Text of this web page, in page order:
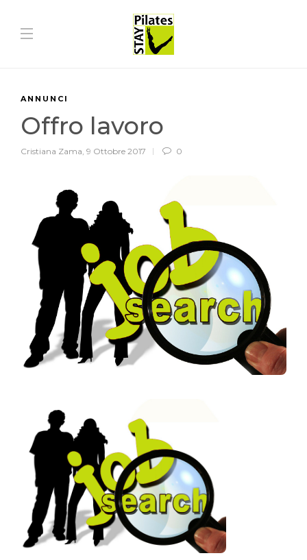
ANNUNCI
Offro lavoro
Cristiana Zama, 9 Ottobre 2017 0